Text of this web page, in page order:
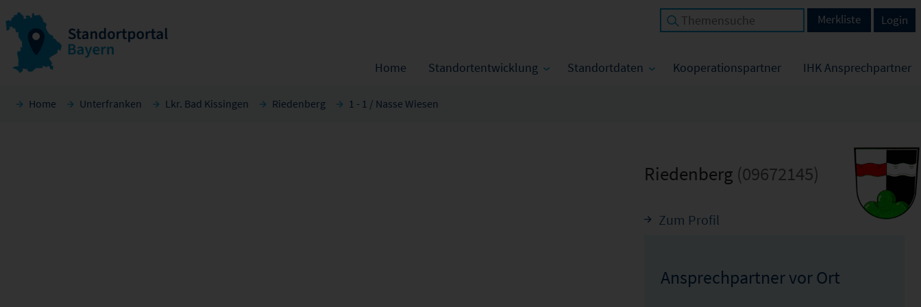
Home Standortentwicklung Standortdaten Kooperationspartner IHK Ansprechpartner
Login
Merkliste
Home Unterfranken Lkr. Bad Kissingen Riedenberg 1 - 1 / Nasse Wiesen
Riedenberg (09672145)
Zum Profil
Ansprechpartner vor Ort